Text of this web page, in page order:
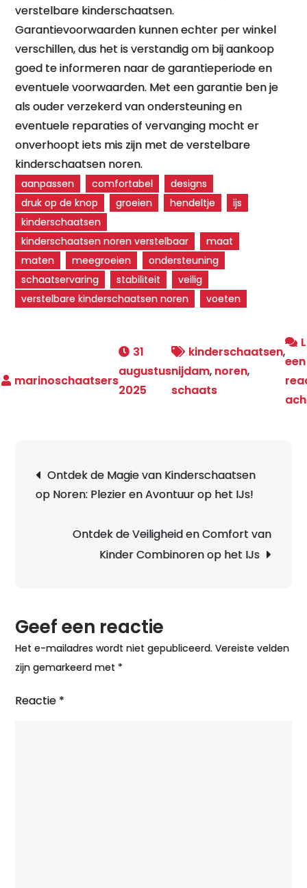
verstelbare kinderschaatsen.
Garantievoorwaarden kunnen echter per winkel
verschillen, dus het is verstandig om bij aankoop
goed te informeren naar de garantieperiode en
eventuele voorwaarden. Met een garantie ben je
als ouder verzekerd van ondersteuning en
eventuele reparaties of vervanging mocht er
onverhoopt iets mis zijn met de verstelbare
kinderschaatsen noren.
aanpassen comfortabel
designs
druk op de knop
groeien hendeltje
ijs
kinderschaatsen
kinderschaatsen noren verstelbaar
maat
maten
meegroeien
ondersteuning
schaatservaring
stabiliteit
veilig
verstelbare kinderschaatsen noren
voeten
31
augustus
2025
kinderschaatsen,
nijdam, noren,
schaats
een
Ontdek de Magie van Kinderschaatsen
op Noren: Plezier en Avontuur op het IJs!
Ontdek de Veiligheid en Comfort van
Kinder Combinoren op het IJs
Geef een reactie
Het e-mailadres wordt niet gepubliceerd. Vereiste velden
zijn gemarkeerd met *
Reactie *